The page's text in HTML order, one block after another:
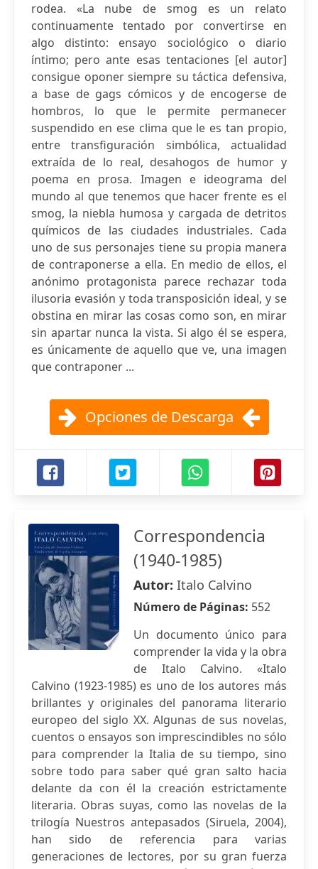
rodea. «La nube de smog es un relato
continuamente tentado por convertirse en
algo distinto: ensayo sociológico o diario
íntimo; pero ante esas tentaciones [el autor]
consigue oponer siempre su táctica defensiva,
a base de gags cómicos y de encogerse de
hombros, lo que le permite permanecer
suspendido en ese clima que le es tan propio,
entre transfiguración simbólica, actualidad
extraída de lo real, desahogos de humor y
poema en prosa. Imagen e ideograma del
mundo al que tenemos que hacer frente es el
smog, la niebla humosa y cargada de detritos
químicos de las ciudades industriales. Cada
uno de sus personajes tiene su propia manera
de contraponerse a ella. En medio de ellos, el
anónimo protagonista parece rechazar toda
ilusoria evasión y toda transposición ideal, y se
obstina en mirar las cosas como son, en mirar
sin apartar nunca la vista. Si algo él se espera,
es únicamente de aquello que ve, una imagen
que contraponer ...
Opciones de Descarga
Correspondencia
(1940-1985)
Autor: Italo Calvino
Número de Páginas: 552
Un documento único para
comprender la vida y la obra
de Italo Calvino. «Italo
Calvino (1923-1985) es uno de los autores más
brillantes y originales del panorama literario
europeo del siglo XX. Algunas de sus novelas,
cuentos o ensayos son imprescindibles no sólo
para comprender la Italia de su tiempo, sino
sobre todo para saber qué gran salto hacia
delante da con él la creación estrictamente
literaria. Obras suyas, como las novelas de la
trilogía Nuestros antepasados (Siruela, 2004),
han sido de referencia para varias
generaciones de lectores, por su gran fuerza